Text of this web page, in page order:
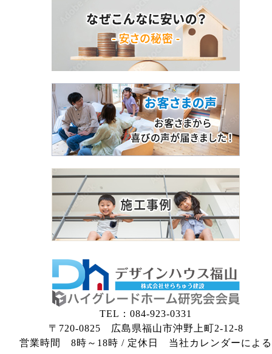
TEL：084-923-0331
〒720-0825 広島県福山市沖野上町2-12-8
営業時間 8時～18時 / 定休日 当社カレンダーによる